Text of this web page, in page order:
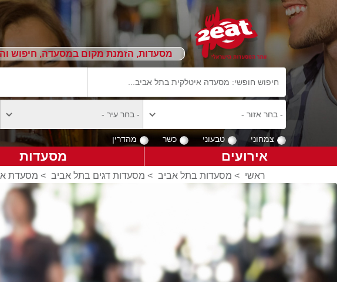
מסעדות, הזמנת מקום במסעדה, חיפוש
צמחוני טבעוני כשר מהדרין
אירועים מסעדות
ראשי > מסעדות בתל אביב > מסעדות דגים בתל אביב > מסעדת